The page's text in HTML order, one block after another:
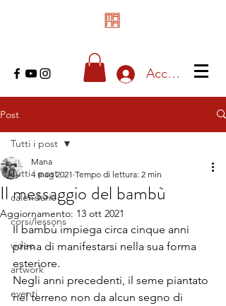
Accedi
Post
Tutti i post
calendario
corsi/lessons
video
artwork
eventi
Tutti i post
Il messaggio del bambù
Mana
4 mag 2021 Tempo di lettura: 2 min
Aggiornamento: 13 ott 2021
Il bambù impiega circa cinque anni
prima di manifestarsi nella sua forma
esteriore.
Negli anni precedenti, il seme piantato
nel terreno non da alcun segno di